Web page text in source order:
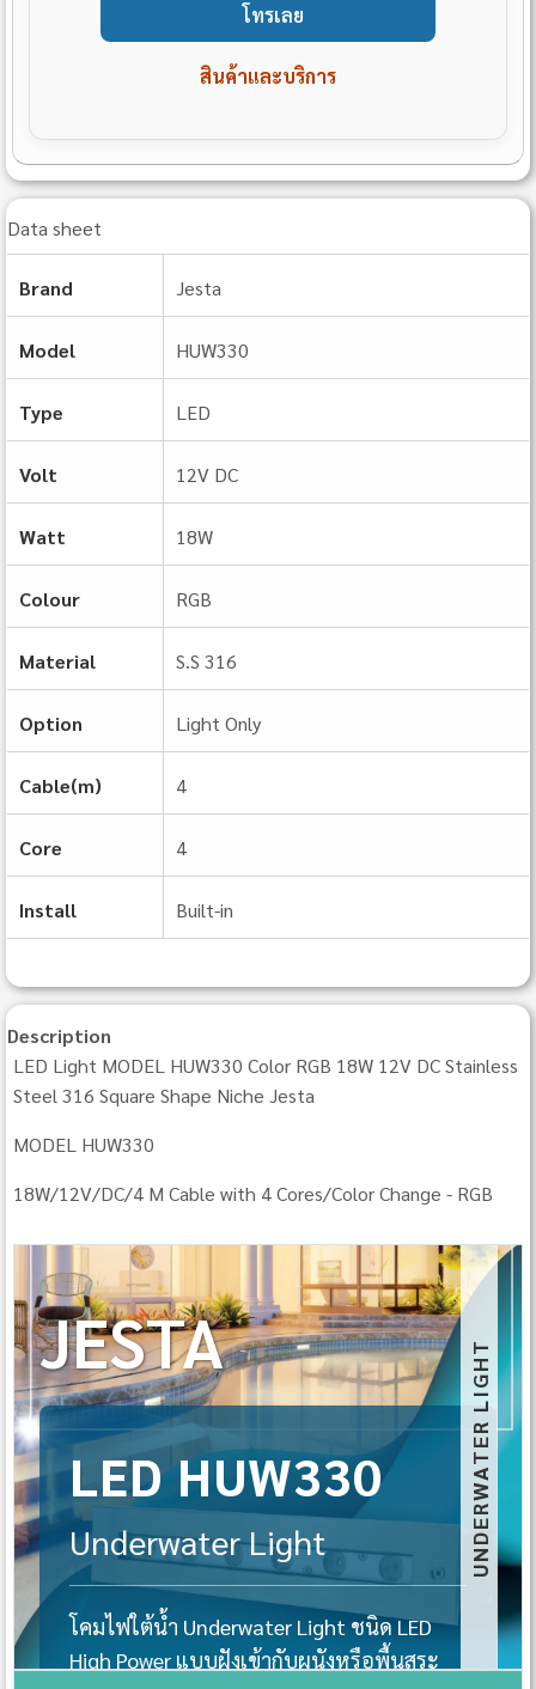
โทรเลย
สินค้าและบริการ
Data sheet
Brand Jesta
Model HUW330
Type LED
Volt 12V DC
Watt 18W
Colour RGB
Material S.S 316
Option Light Only
Cable(m) 4
Core 4
Install Built‐in
Description
LED Light MODEL HUW330 Color RGB 18W 12V DC Stainless
Steel 316 Square Shape Niche Jesta
MODEL HUW330
18W/12V/DC/4 M Cable with 4 Cores/Color Change - RGB
JESTA
LED HUW330
Underwater Light
โคมไฟใต้น้ำ Underwater Light ชนิด LED
High Power แบบฝังเข้ากับผนังหรือพื้นสระ
UNDERWATER LIGHT